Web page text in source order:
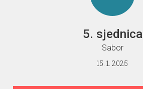
5. sjednica
Sabor
15. 1. 2025